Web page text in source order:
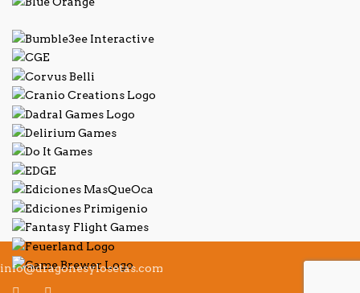
info@dragonesylosetas.com